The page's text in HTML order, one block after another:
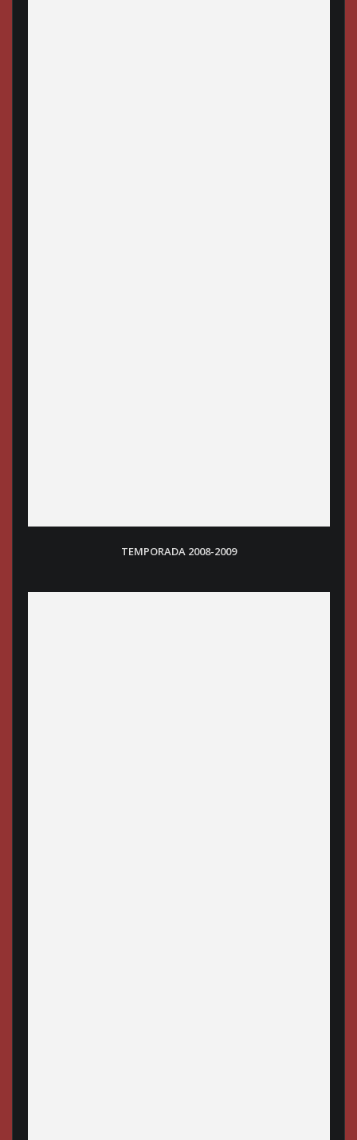
TEMPORADA 2008-2009